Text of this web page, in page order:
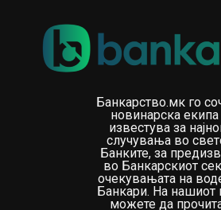
Банкарство.мк го
новинарска екипа
известува за
случувања во
Банките, за
во Банкарскиот
очекувањата на
Банкари. На нашиот
можете да